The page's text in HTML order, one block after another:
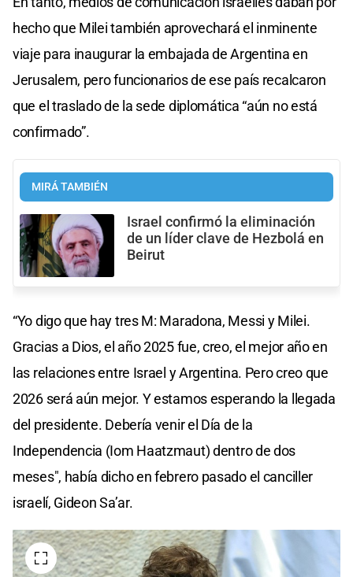
hecho que Milei también aprovechará el inminente
viaje para inaugurar la embajada de Argentina en
Jerusalem, pero funcionarios de ese país recalcaron
que el traslado de la sede diplomática “aún no está
confirmado”.
MIRÁ TAMBIÉN
Israel confirmó la eliminación
de un líder clave de Hezbolá en
Beirut
“Yo digo que hay tres M: Maradona, Messi y Milei.
Gracias a Dios, el año 2025 fue, creo, el mejor año en
las relaciones entre Israel y Argentina. Pero creo que
2026 será aún mejor. Y estamos esperando la llegada
del presidente. Debería venir el Día de la
Independencia (Iom Haatzmaut) dentro de dos
meses", había dicho en febrero pasado el canciller
israelí, Gideon Sa’ar.